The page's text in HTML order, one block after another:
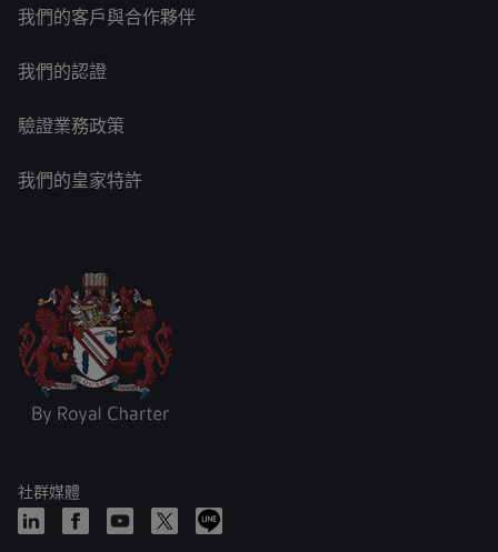
我們的客戶與合作夥伴
我們的認證
驗證業務政策
我們的皇家特許
社群媒體